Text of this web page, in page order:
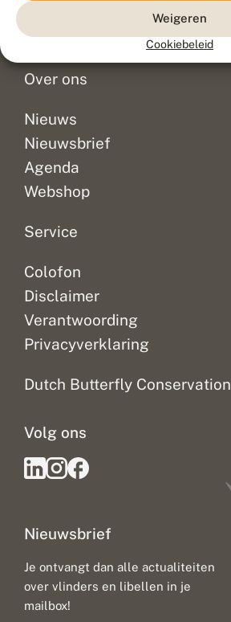
Weigeren
Cookiebeleid
Doneer
Over ons
Nieuws
Nieuwsbrief
Agenda
Webshop
Service
Colofon
Disclaimer
Verantwoording
Privacyverklaring
Dutch Butterfly Conservation
Nieuwsbrief
Je ontvangt dan alle actualiteiten
over vlinders en libellen in je
mailbox!
Volg ons